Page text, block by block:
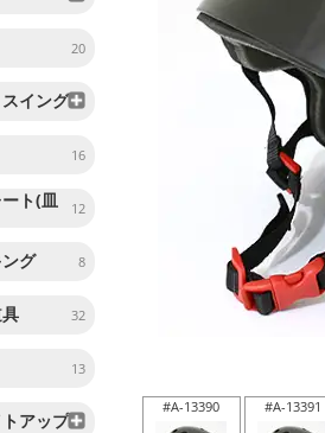
20
イング
16
ト(皿 12
グ 8
32
13
アップ
#A-13390 #A-13391